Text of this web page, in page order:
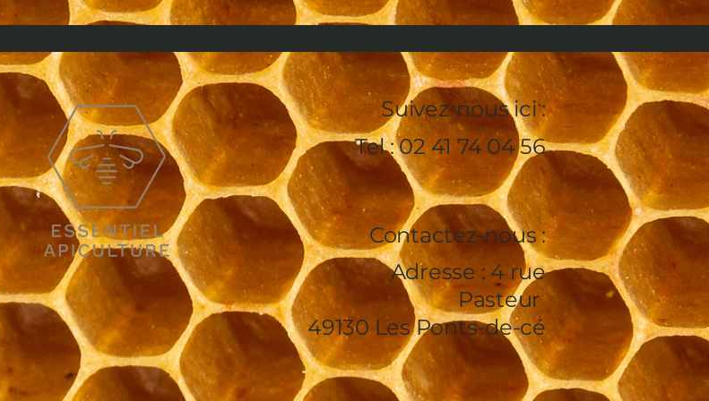
Suivez-nous ici :
Tel : 02 41 74 04 56
Contactez-nous :
Adresse : 4 rue
Pasteur
49130 Les Ponts-de-cé